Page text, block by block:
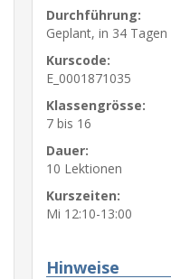
Durchführung:
Geplant, in 34 Tagen
Kurscode:
E_0001871035
Klassengrösse:
7 bis 16
Dauer:
10 Lektionen
Kurszeiten:
Mi 12:10-13:00
Hinweise